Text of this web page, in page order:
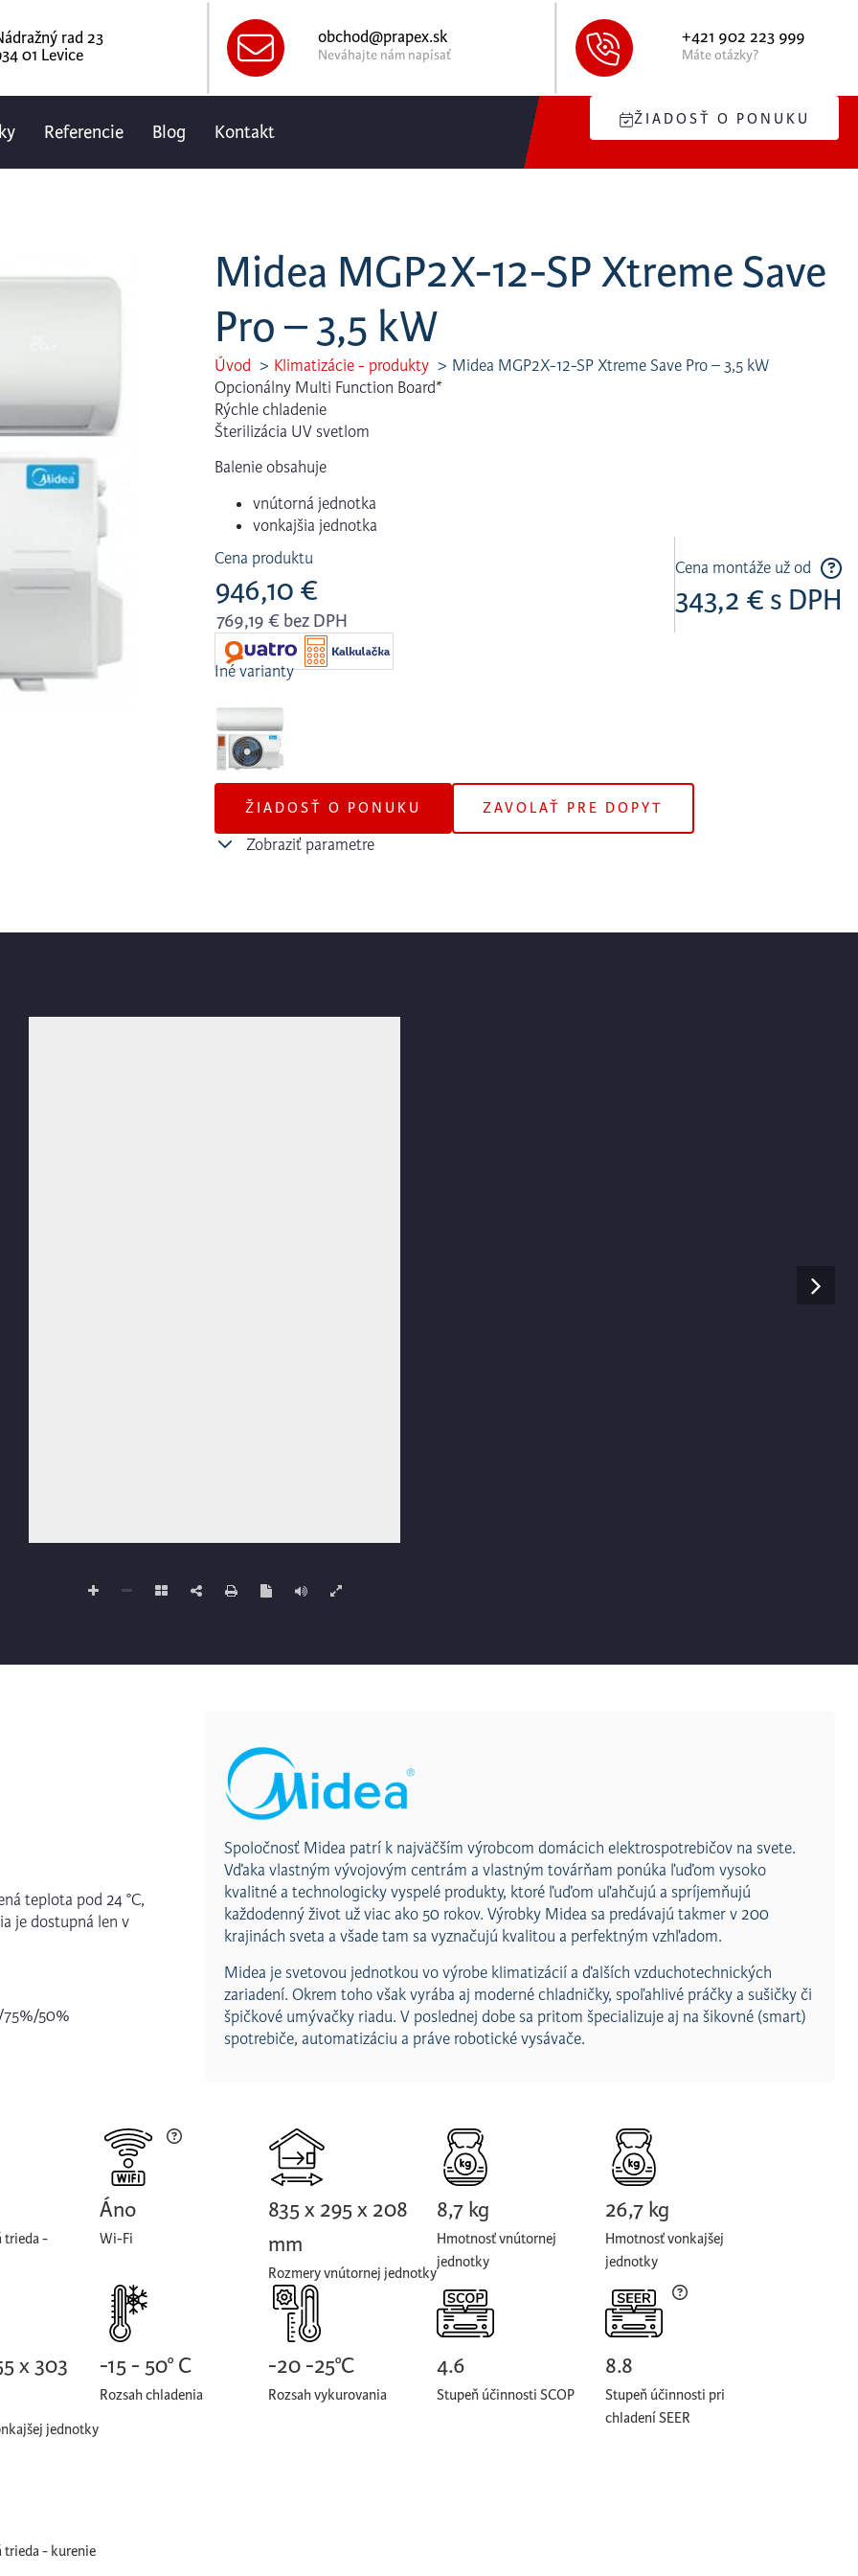
rad 23
01 Levice
obchod@prapex.sk
Neváhajte nám napísať
+421 902 223 999
Máte otázky?
Referencie Blog Kontakt
ŽIADOSŤ O PONUKU
Midea MGP2X-12-SP Xtreme Save
Pro – 3,5 kW
Úvod Klimatizácie - produkty
Midea MGP2X-12-SP Xtreme Save Pro – 3,5 kW
Opcionálny Multi Function Board*
Rýchle chladenie
Šterilizácia UV svetlom
Balenie obsahuje
vnútorná jednotka
vonkajšia jednotka
Cena produktu
946,10 €
769,19 € bez DPH
Cena montáže už od
343,2 € s DPH
ŽIADOSŤ O PONUKU ZAVOLAŤ PRE DOPYT
Zobraziť parametre
teplota pod 24 °C,
je dostupná len v
50%
Spoločnosť Midea patrí k najväčším výrobcom domácich elektrospotrebičov na svete.
Vďaka vlastným vývojovým centrám a vlastným továrňam ponúka ľuďom vysoko
kvalitné a technologicky vyspelé produkty, ktoré ľuďom uľahčujú a spríjemňujú
každodenný život už viac ako 50 rokov. Výrobky Midea sa predávajú takmer v 200
krajinách sveta a všade tam sa vyznačujú kvalitou a perfektným vzhľadom.
Midea je svetovou jednotkou vo výrobe klimatizácií a ďalších vzduchotechnických
zariadení. Okrem toho však vyrába aj moderné chladničky, spoľahlivé práčky a sušičky či
špičkové umývačky riadu. V poslednej dobe sa pritom špecializuje aj na šikovné (smart)
spotrebiče, automatizáciu a práve robotické vysávače.
trieda -
Áno
Wi-Fi
835 x 295 x 208
mm
Rozmery vnútornej jednotky
8,7 kg
Hmotnosť vnútornej
jednotky
26,7 kg
Hmotnosť vonkajšej
jednotky
x 303
jednotky
-15 - 50° C
Rozsah chladenia
-20 -25°C
Rozsah vykurovania
4.6
Stupeň účinnosti SCOP
8.8
Stupeň účinnosti pri
chladení SEER
trieda - kurenie